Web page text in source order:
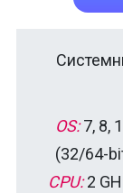
OS:7, 8,
(32/64-
CPU:2